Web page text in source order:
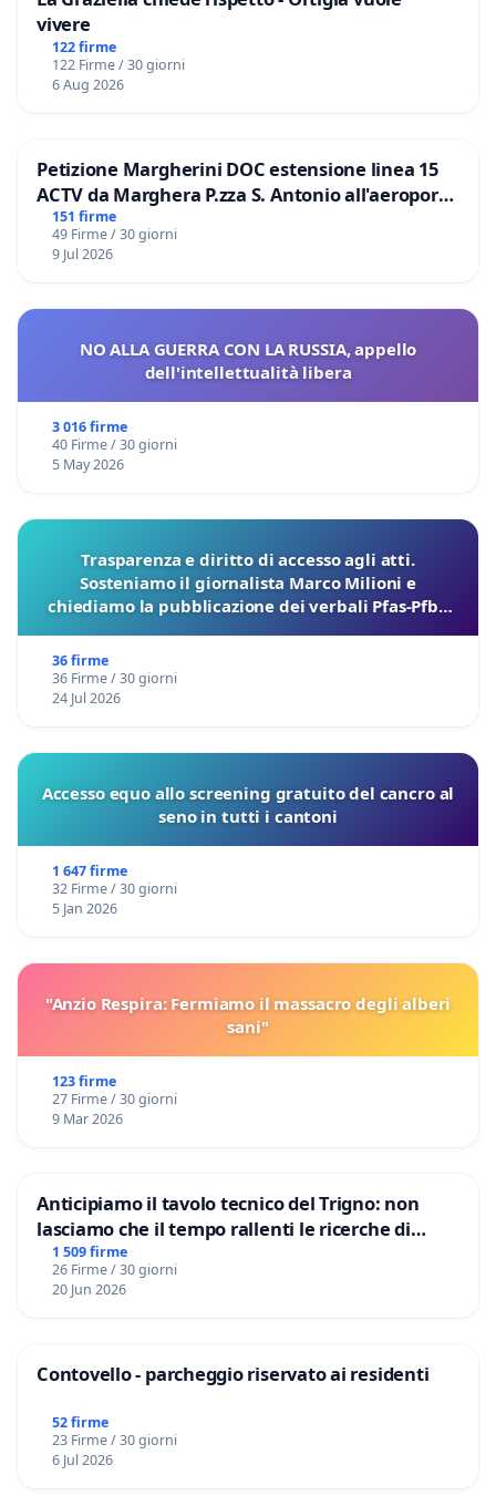
vivere
122 firme
122 Firme / 30 giorni
6 Aug 2026
Petizione Margherini DOC estensione linea 15
ACTV da Marghera P.zza S. Antonio all'aeroporto
Marco Polo tariffa a € 1,50
151 firme
49 Firme / 30 giorni
9 Jul 2026
NO ALLA GUERRA CON LA RUSSIA, appello
dell'intellettualità libera
3 016 firme
40 Firme / 30 giorni
5 May 2026
Trasparenza e diritto di accesso agli atti.
Sosteniamo il giornalista Marco Milioni e
chiediamo la pubblicazione dei verbali Pfas-Pfba
36 firme
36 Firme / 30 giorni
24 Jul 2026
Accesso equo allo screening gratuito del cancro al
seno in tutti i cantoni
1 647 firme
32 Firme / 30 giorni
5 Jan 2026
"Anzio Respira: Fermiamo il massacro degli alberi
sani"
123 firme
27 Firme / 30 giorni
9 Mar 2026
Anticipiamo il tavolo tecnico del Trigno: non
lasciamo che il tempo rallenti le ricerche di
Domenico Racanati
1 509 firme
26 Firme / 30 giorni
20 Jun 2026
Contovello - parcheggio riservato ai residenti
52 firme
23 Firme / 30 giorni
6 Jul 2026